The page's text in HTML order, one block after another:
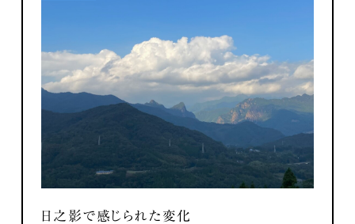
日之影で感じられた変化